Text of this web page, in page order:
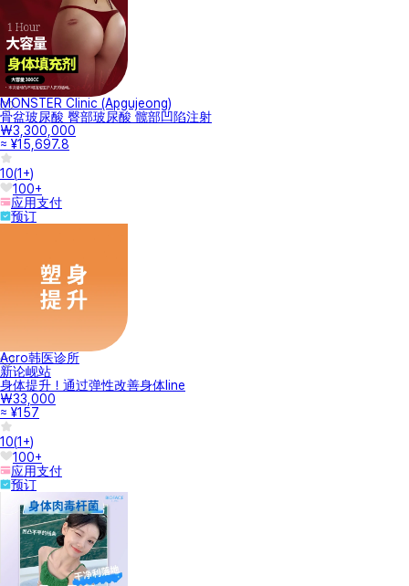
MONSTER Clinic (Apgujeong)
骨盆玻尿酸 臀部玻尿酸 髋部凹陷注射
₩3,300,000
≈ ¥15,697.8
10(1+)
100+
应用支付
预订
Acro韩医诊所
新论岘站
身体提升！通过弹性改善身体line
₩33,000
≈ ¥157
10(1+)
100+
应用支付
预订